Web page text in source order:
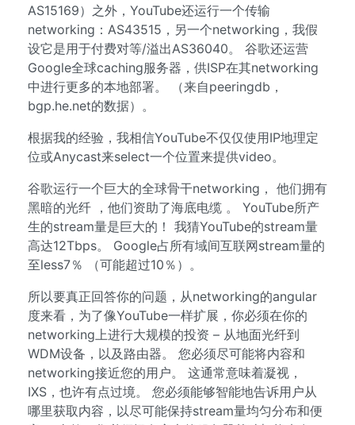
AS15169）之外，YouTube还运行一个传输
networking：AS43515，另一个networking，我假
设它是用于付费对等/溢出AS36040。 谷歌还运营
Google全球caching服务器，供ISP在其networking
中进行更多的本地部署。 （来自peeringdb，
bgp.he.net的数据）。
根据我的经验，我相信YouTube不仅仅使用IP地理定
位或Anycast来select一个位置来提供video。
谷歌运行一个巨大的全球骨干networking， 他们拥有
黑暗的光纤 ，他们资助了海底电缆 。 YouTube所产
生的stream量是巨大的！ 我猜YouTube的stream量
高达12Tbps。 Google占所有域间互联网stream量的
至less7％ （可能超过10％）。
所以要真正回答你的问题，从networking的angular
度来看，为了像YouTube一样扩展，你必须在你的
networking上进行大规模的投资 – 从地面光纤到
WDM设备，以及路由器。 您必须尽可能将内容和
networking接近您的用户。 这通常意味着凝视，
IXS，也许有点过境。 您必须能够智能地告诉用户从
哪里获取内容，以尽可能保持stream量均匀分布和便